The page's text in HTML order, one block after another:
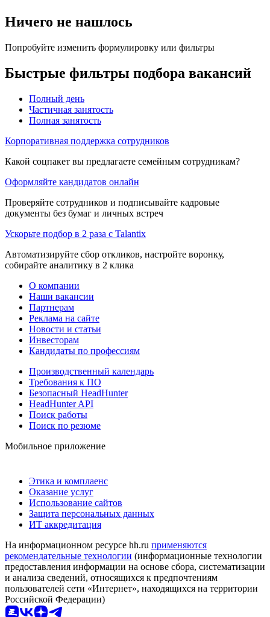
Ничего не нашлось
Попробуйте изменить формулировку или фильтры
Быстрые фильтры подбора вакансий
Полный день
Частичная занятость
Полная занятость
Корпоративная поддержка сотрудников
Какой соцпакет вы предлагаете семейным сотрудникам?
Оформляйте кандидатов онлайн
Проверяйте сотрудников и подписывайте кадровые
документы без бумаг и личных встреч
Ускорьте подбор в 2 раза с Talantix
Автоматизируйте сбор откликов, настройте воронку,
собирайте аналитику в 2 клика
О компании
Наши вакансии
Партнерам
Реклама на сайте
Новости и статьи
Инвесторам
Кандидаты по профессиям
Производственный календарь
Требования к ПО
Безопасный HeadHunter
HeadHunter API
Поиск работы
Поиск по резюме
Мобильное приложение
Этика и комплаенс
Оказание услуг
Использование сайтов
Защита персональных данных
ИТ аккредитация
На информационном ресурсе hh.ru применяются
рекомендательные технологии (информационные технологии
предоставления информации на основе сбора, систематизации
и анализа сведений, относящихся к предпочтениям
пользователей сети «Интернет», находящихся на территории
Российской Федерации)